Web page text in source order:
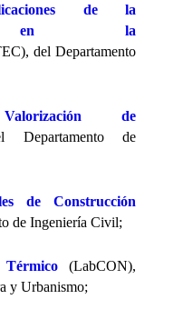
de la
en la
del Departamento
de
Departamento de
de Construcción
de Ingeniería Civil;
(LabCON),
y Urbanismo;